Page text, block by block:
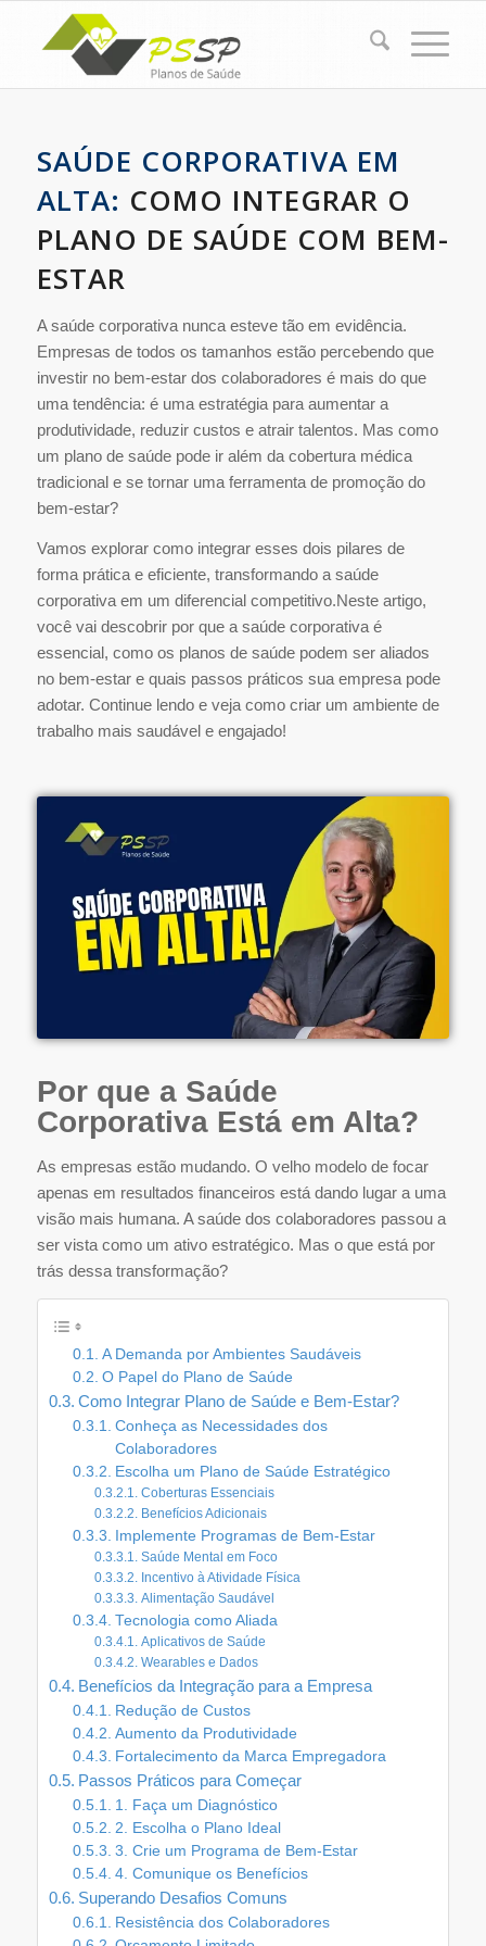
SAÚDE CORPORATIVA EM
ALTA: COMO INTEGRAR O
PLANO DE SAÚDE COM BEM-
ESTAR
A saúde corporativa nunca esteve tão em evidência.
Empresas de todos os tamanhos estão percebendo que
investir no bem-estar dos colaboradores é mais do que
uma tendência: é uma estratégia para aumentar a
produtividade, reduzir custos e atrair talentos. Mas como
um plano de saúde pode ir além da cobertura médica
tradicional e se tornar uma ferramenta de promoção do
bem-estar?
Vamos explorar como integrar esses dois pilares de
forma prática e eficiente, transformando a saúde
corporativa em um diferencial competitivo.Neste artigo,
você vai descobrir por que a saúde corporativa é
essencial, como os planos de saúde podem ser aliados
no bem-estar e quais passos práticos sua empresa pode
adotar. Continue lendo e veja como criar um ambiente de
trabalho mais saudável e engajado!
Por que a Saúde
Corporativa Está em Alta?
As empresas estão mudando. O velho modelo de focar
apenas em resultados financeiros está dando lugar a uma
visão mais humana. A saúde dos colaboradores passou a
ser vista como um ativo estratégico. Mas o que está por
trás dessa transformação?
A Demanda por Ambientes Saudáveis
O Papel do Plano de Saúde
Como Integrar Plano de Saúde e Bem-Estar?
Conheça as Necessidades dos
Colaboradores
Escolha um Plano de Saúde Estratégico
Coberturas Essenciais
Benefícios Adicionais
Implemente Programas de Bem-Estar
Saúde Mental em Foco
Incentivo à Atividade Física
Alimentação Saudável
Tecnologia como Aliada
Aplicativos de Saúde
Wearables e Dados
Benefícios da Integração para a Empresa
Redução de Custos
Aumento da Produtividade
Fortalecimento da Marca Empregadora
Passos Práticos para Começar
1. Faça um Diagnóstico
2. Escolha o Plano Ideal
3. Crie um Programa de Bem-Estar
4. Comunique os Benefícios
Superando Desafios Comuns
Resistência dos Colaboradores